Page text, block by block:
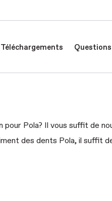
Téléchargements Questions
Pola? Il vous suffit de
des dents Pola, il suffit